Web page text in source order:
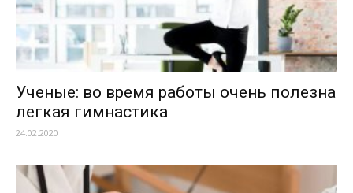
Ученые: во время работы очень полезна
легкая гимнастика
24.02.2020